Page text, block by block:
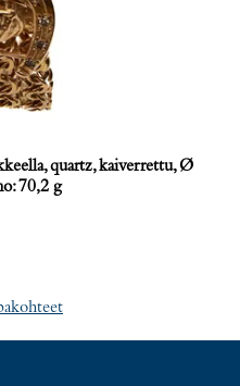
quartz, kaiverrettu, Ø
70,2 g